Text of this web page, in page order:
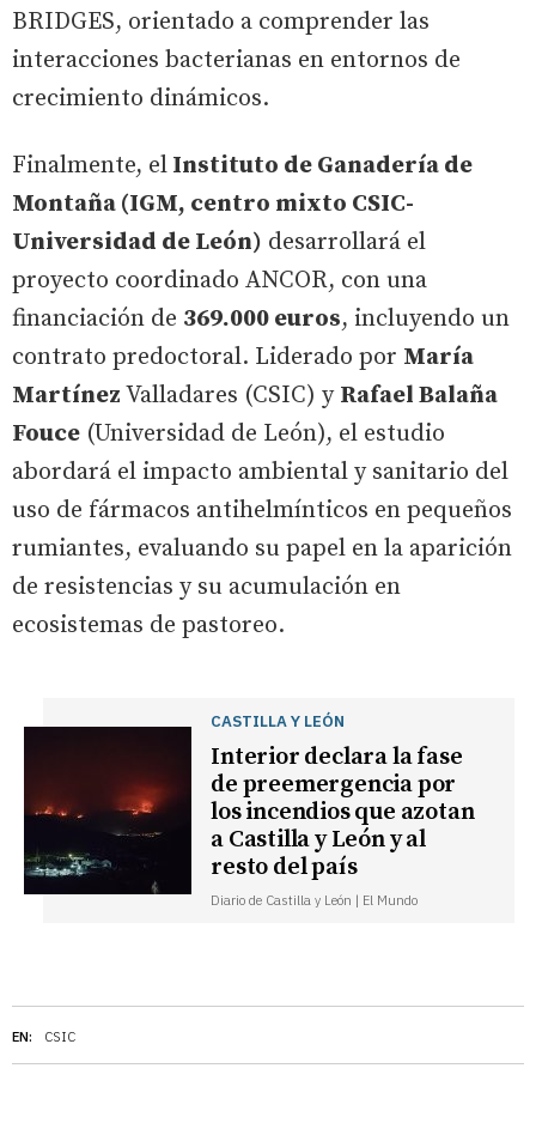
EN: CSIC
BRIDGES, orientado a comprender las
interacciones bacterianas en entornos de
crecimiento dinámicos.
Finalmente, el Instituto de Ganadería de
Montaña (IGM, centro mixto CSIC-
Universidad de León) desarrollará el
proyecto coordinado ANCOR, con una
financiación de 369.000 euros, incluyendo un
contrato predoctoral. Liderado por María
Martínez Valladares (CSIC) y Rafael Balaña
Fouce (Universidad de León), el estudio
abordará el impacto ambiental y sanitario del
uso de fármacos antihelmínticos en pequeños
rumiantes, evaluando su papel en la aparición
de resistencias y su acumulación en
ecosistemas de pastoreo.
CASTILLA Y LEÓN
Interior declara la fase
de preemergencia por
los incendios que azotan
a Castilla y León y al
resto del país
Diario de Castilla y León | El Mundo